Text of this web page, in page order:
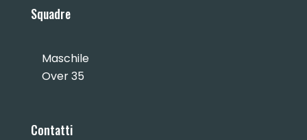
Squadre
Maschile
Over 35
Contatti